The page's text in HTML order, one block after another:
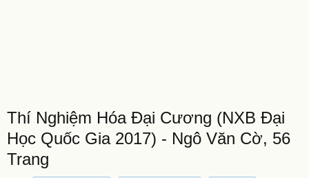
Thí Nghiệm Hóa Đại Cương (NXB Đại
Học Quốc Gia 2017) - Ngô Văn Cờ, 56
Trang